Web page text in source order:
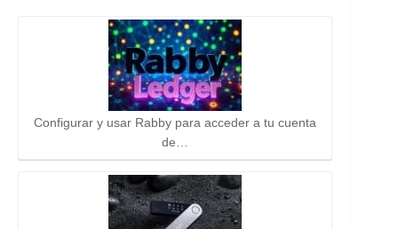
Configurar y usar Rabby para acceder a tu cuenta
de…